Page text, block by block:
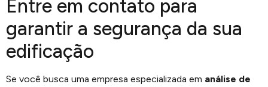
Entre em contato para
garantir a segurança da sua
edificação
Se você busca uma empresa especializada em análise de